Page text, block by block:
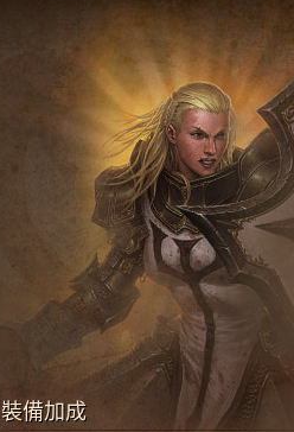
裝備加成